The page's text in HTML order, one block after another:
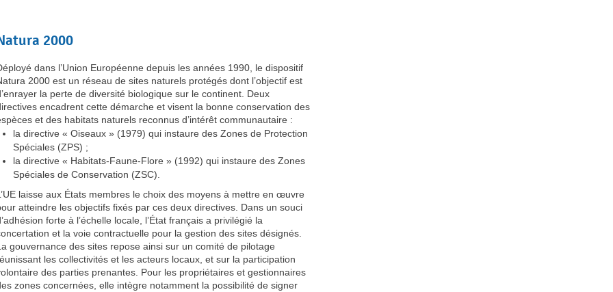
2000
dans l’Union Européenne depuis les années 1990, le dispositif
2000 est un réseau de sites naturels protégés dont l’objectif est
la perte de diversité biologique sur le continent. Deux
encadrent cette démarche et visent la bonne conservation des
et des habitats naturels reconnus d’intérêt communautaire :
la directive « Oiseaux » (1979) qui instaure des Zones de Protection
Spéciales (ZPS) ;
la directive « Habitats-Faune-Flore » (1992) qui instaure des Zones
Spéciales de Conservation (ZSC).
laisse aux États membres le choix des moyens à mettre en œuvre
atteindre les objectifs fixés par ces deux directives. Dans un souci
forte à l’échelle locale, l’État français a privilégié la
et la voie contractuelle pour la gestion des sites désignés.
gouvernance des sites repose ainsi sur un comité de pilotage
les collectivités et les acteurs locaux, et sur la participation
des parties prenantes. Pour les propriétaires et gestionnaires
zones concernées, elle intègre notamment la possibilité de signer